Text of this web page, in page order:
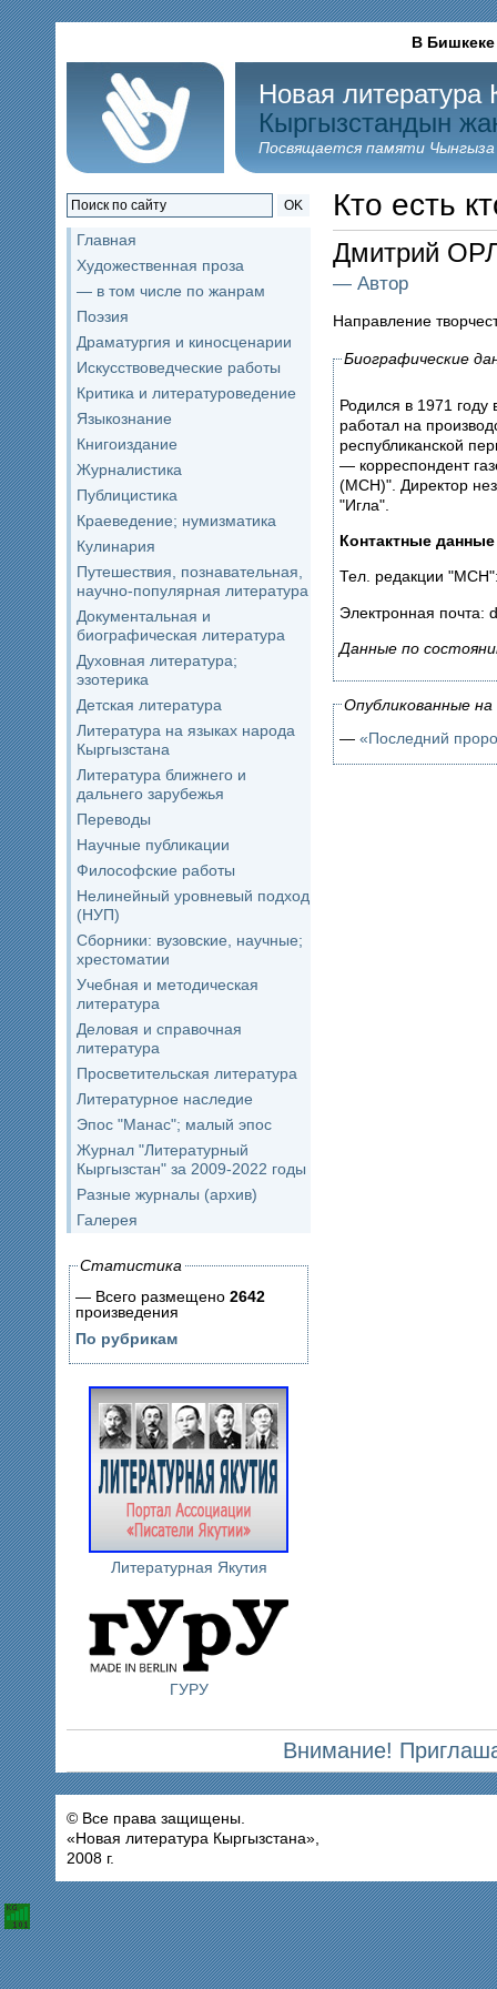
В Бишкеке
Новая литература
Кыргызстандын
Посвящается памяти
OK
Главная
Художественная проза
— в том числе по жанрам
Поэзия
Драматургия и киносценарии
Искусствоведческие работы
Критика и литературоведение
Языкознание
Книгоиздание
Журналистика
Публицистика
Краеведение; нумизматика
Кулинария
Путешествия, познавательная,
научно-популярная литература
Документальная и
биографическая литература
Духовная литература;
эзотерика
Детская литература
Литература на языках народа
Кыргызстана
Литература ближнего и
дальнего зарубежья
Переводы
Научные публикации
Философские работы
Нелинейный уровневый подход
(НУП)
Сборники: вузовские, научные;
хрестоматии
Учебная и методическая
литература
Деловая и справочная
литература
Просветительская литература
Литературное наследие
Эпос "Манас"; малый эпос
Журнал "Литературный
Кыргызстан" за 2009-2022 годы
Разные журналы (архив)
Галерея
Статистика
— Всего размещено 2642
произведения
По рубрикам
Литературная Якутия
ГУРУ
Кто есть
Дмитрий
— Автор
Направление
Биографические
Родился в 1971
работал на
республиканской
— корреспондент
(МСН)". Директор
"Игла".
Контактные данные
Тел. редакции
Электронная почта:
Данные по
Опубликованные
— «Последний
Внимание!
© Все права защищены.
«Новая литература Кыргызстана»,
2008 г.